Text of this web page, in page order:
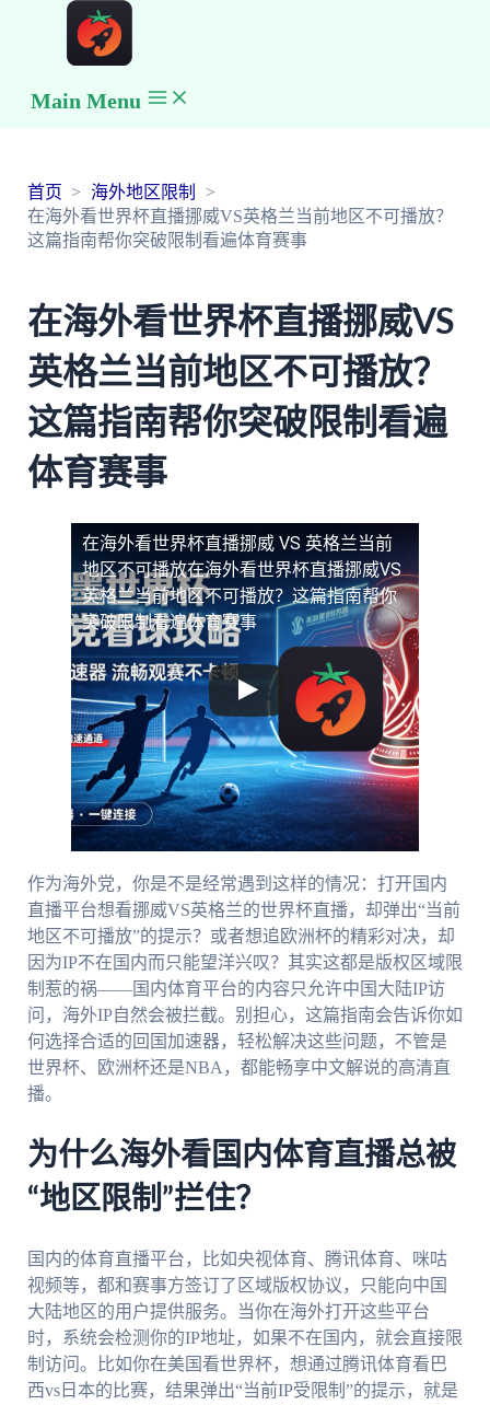
Main Menu
首页
海外地区限制
在海外看世界杯直播挪威VS英格兰当前地区不可播放？
这篇指南帮你突破限制看遍体育赛事
在海外看世界杯直播挪威VS
英格兰当前地区不可播放？
这篇指南帮你突破限制看遍
体育赛事
在海外看世界杯直播挪威 VS 英格兰当前
地区不可播放在海外看世界杯直播挪威VS
英格兰当前地区不可播放？这篇指南帮你
突破限制看遍体育赛事
作为海外党，你是不是经常遇到这样的情况：打开国内
直播平台想看挪威VS英格兰的世界杯直播，却弹出“当前
地区不可播放”的提示？或者想追欧洲杯的精彩对决，却
因为IP不在国内而只能望洋兴叹？其实这都是版权区域限
制惹的祸——国内体育平台的内容只允许中国大陆IP访
问，海外IP自然会被拦截。别担心，这篇指南会告诉你如
何选择合适的回国加速器，轻松解决这些问题，不管是
世界杯、欧洲杯还是NBA，都能畅享中文解说的高清直
播。
为什么海外看国内体育直播总被
“地区限制”拦住？
国内的体育直播平台，比如央视体育、腾讯体育、咪咕
视频等，都和赛事方签订了区域版权协议，只能向中国
大陆地区的用户提供服务。当你在海外打开这些平台
时，系统会检测你的IP地址，如果不在国内，就会直接限
制访问。比如你在美国看世界杯，想通过腾讯体育看巴
西vs日本的比赛，结果弹出“当前IP受限制”的提示，就是